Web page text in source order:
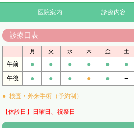
医院案内 診療内容
診療日表
月 火 水 木 金 土
午前 ● ● ● ● ● ●
午後 ● ● ● ● ● −
●=検査・外来手術（予約制）
【休診日】日曜日、祝祭日